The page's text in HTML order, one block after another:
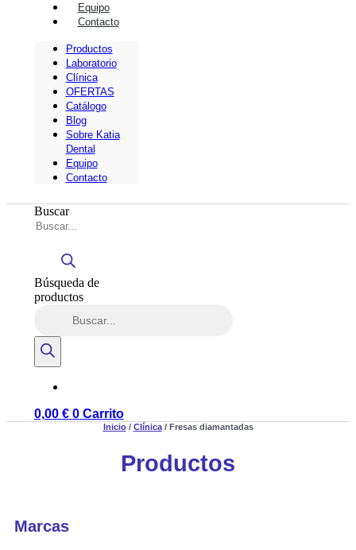
Equipo
Contacto
Productos
Laboratorio
Clínica
OFERTAS
Catálogo
Blog
Sobre Katia
Dental
Equipo
Contacto
Buscar
Búsqueda de
productos
0,00 € 0 Carrito
Inicio/ Clínica/ Fresas diamantadas
Productos
Marcas